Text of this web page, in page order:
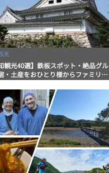
光
観光40選】鉄板スポット・絶品グル
・土産をおひとり様からファミリー